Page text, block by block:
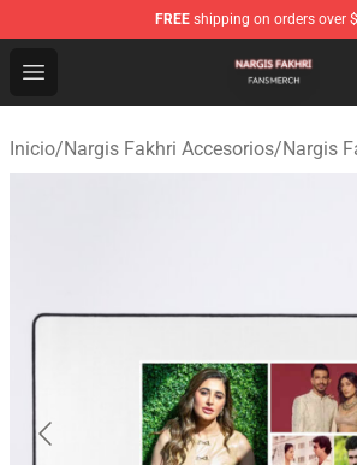
FREE shipping on orders over
Open menu
Nargis Fakhri Shop - Official
Inicio/Nargis Fakhri Accesorios/Nargis